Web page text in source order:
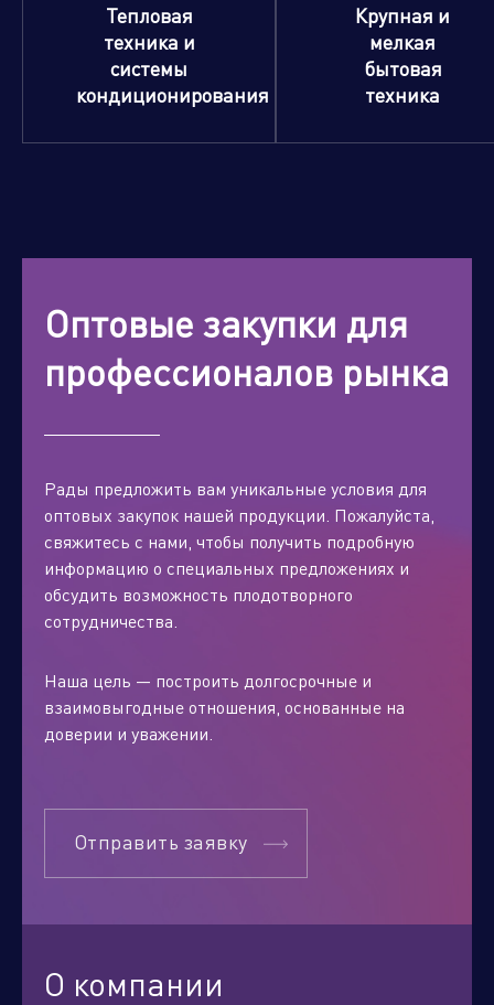
Тепловая
техника и
системы
кондиционирования
Крупная и
мелкая
бытовая
техника
Оптовые закупки для
профессионалов рынка
Рады предложить вам уникальные условия для
оптовых закупок нашей продукции. Пожалуйста,
свяжитесь с нами, чтобы получить подробную
информацию о специальных предложениях и
обсудить возможность плодотворного
сотрудничества.
Наша цель — построить долгосрочные и
взаимовыгодные отношения, основанные на
доверии и уважении.
Отправить заявку
О компании